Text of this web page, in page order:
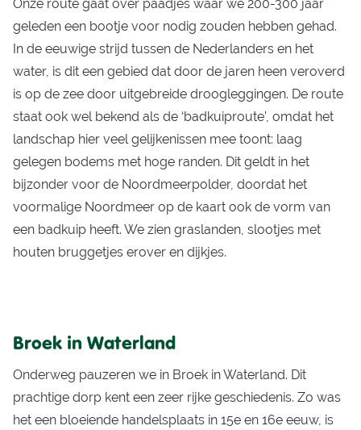
Onze route gaat over paadjes waar we 200-300 jaar
geleden een bootje voor nodig zouden hebben gehad.
In de eeuwige strijd tussen de Nederlanders en het
water, is dit een gebied dat door de jaren heen veroverd
is op de zee door uitgebreide droogleggingen. De route
staat ook wel bekend als de ‘badkuiproute’, omdat het
landschap hier veel gelijkenissen mee toont: laag
gelegen bodems met hoge randen. Dit geldt in het
bijzonder voor de Noordmeerpolder, doordat het
voormalige Noordmeer op de kaart ook de vorm van
een badkuip heeft. We zien graslanden, slootjes met
houten bruggetjes erover en dijkjes.
Broek in Waterland
Onderweg pauzeren we in Broek in Waterland. Dit
prachtige dorp kent een zeer rijke geschiedenis. Zo was
het een bloeiende handelsplaats in 15e en 16e eeuw, is